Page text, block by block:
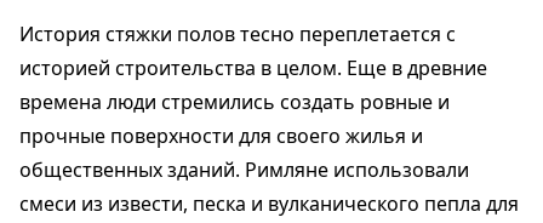
История стяжки полов тесно переплетается с
историей строительства в целом. Еще в древние
времена люди стремились создать ровные и
прочные поверхности для своего жилья и
общественных зданий. Римляне использовали
смеси из извести, песка и вулканического пепла для